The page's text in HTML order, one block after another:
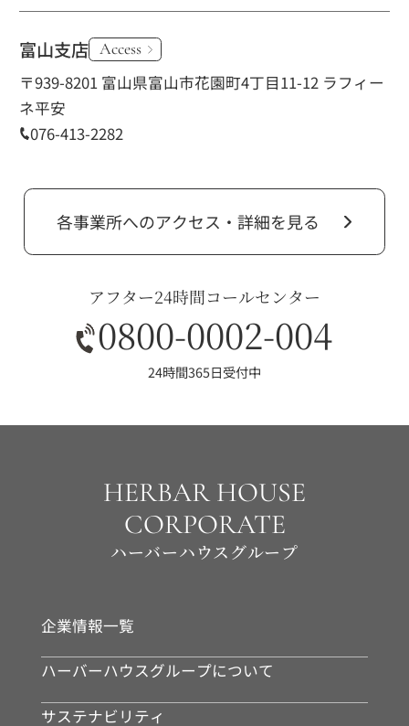
富山支店 Access
〒939-8201 富山県富山市花園町4丁目11-12 ラフィー
ネ平安
076-413-2282
各事業所へのアクセス・詳細を見る
アフター24時間コールセンター
0800-0002-004
24時間365日受付中
HERBAR HOUSE
CORPORATE
ハーバーハウスグループ
企業情報一覧
ハーバーハウスグループについて
サステナビリティ